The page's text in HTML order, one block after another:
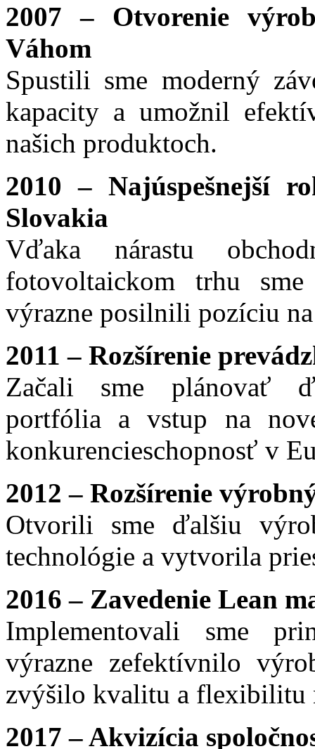
2007 – Otvorenie
Váhom
Spustili sme moderný
kapacity a umožnil
našich produktoch.
2010 – Najúspešnejší
Slovakia
Vďaka nárastu
fotovoltaickom trhu
výrazne posilnili pozíciu
2011 – Rozšírenie
Začali sme plánovať
portfólia a vstup na
konkurencieschopnosť v
2012 – Rozšírenie
Otvorili sme ďalšiu
technológie a vytvorila
2016 – Zavedenie Lean
Implementovali sme
výrazne zefektívnilo
zvýšilo kvalitu a flexibilitu
2017 – Akvizícia